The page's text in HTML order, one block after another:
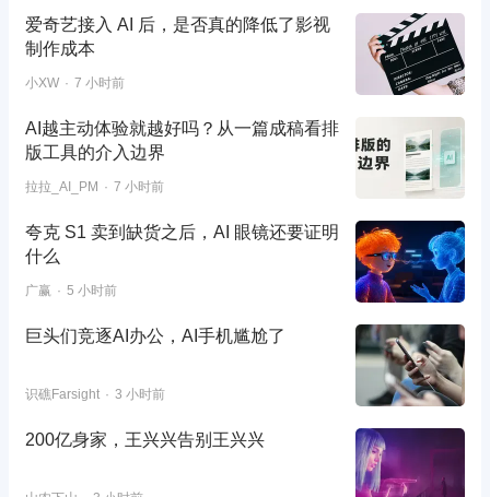
爱奇艺接入 AI 后，是否真的降低了影视
制作成本
小XW 7 小时前
AI越主动体验就越好吗？从一篇成稿看排
版工具的介入边界
拉拉_AI_PM 7 小时前
夸克 S1 卖到缺货之后，AI 眼镜还要证明
什么
广赢 5 小时前
巨头们竞逐AI办公，AI手机尴尬了
识礁Farsight 3 小时前
200亿身家，王兴兴告别王兴兴